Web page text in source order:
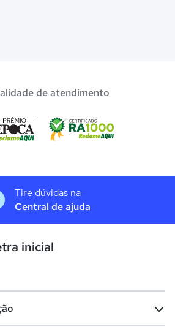
de atendimento
Tire dúvidas na
Central de ajuda
inicial